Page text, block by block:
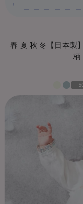
春 夏 秋 冬【日本製】
柄